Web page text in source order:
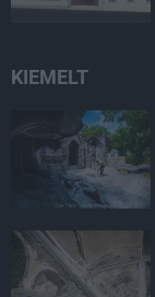
KIEMELT